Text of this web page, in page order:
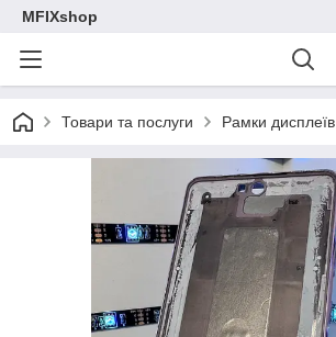
MFIXshop
Товари та послуги Рамки дисплеїв